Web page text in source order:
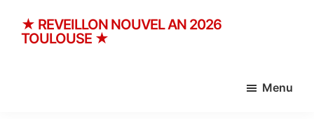
★ REVEILLON NOUVEL AN 2026
TOULOUSE ★
Menu